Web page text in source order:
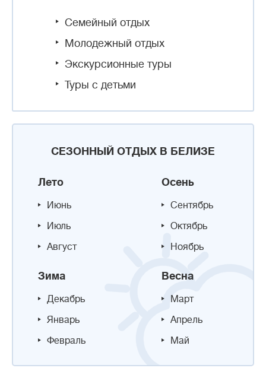
Семейный отдых
Молодежный отдых
Экскурсионные туры
Туры с детьми
СЕЗОННЫЙ ОТДЫХ В БЕЛИЗЕ
Лето
Июнь
Июль
Август
Осень
Сентябрь
Октябрь
Ноябрь
Зима
Декабрь
Январь
Февраль
Весна
Март
Апрель
Май